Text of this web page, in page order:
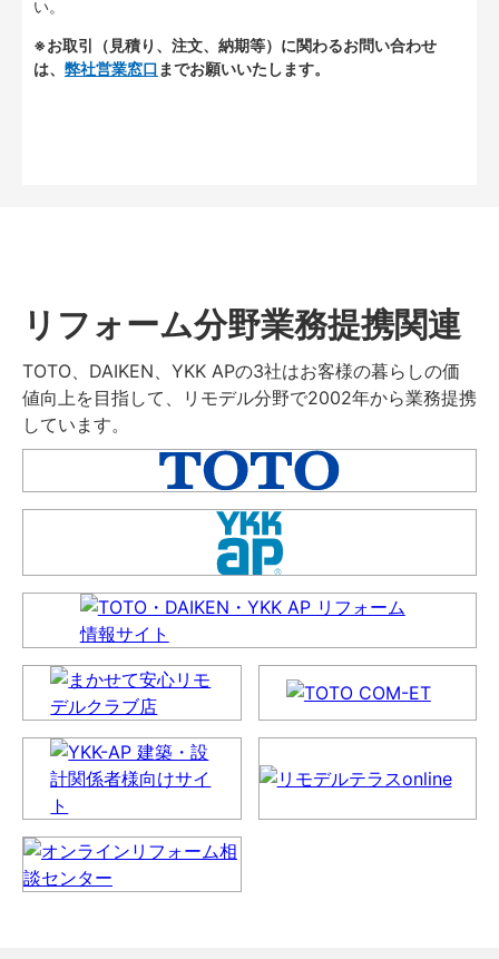
い。
※お取引（見積り、注文、納期等）に関わるお問い合わせ
は、 弊社営業窓口 までお願いいたします。
リフォーム分野業務提携関連
TOTO、DAIKEN、YKK APの3社はお客様の暮らしの価
値向上を目指して、リモデル分野で2002年から業務提携
しています。